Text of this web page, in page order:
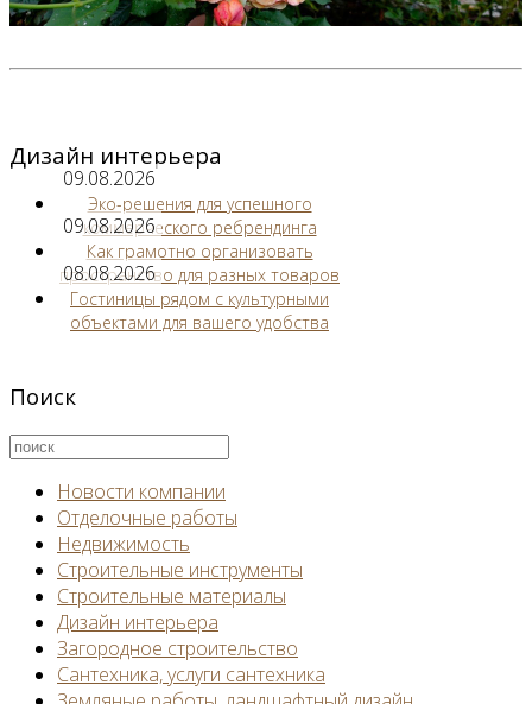
Дизайн интерьера
09.08.2026
Эко-решения для успешного
коммерческого ребрендинга
09.08.2026
Как грамотно организовать
пространство для разных товаров
08.08.2026
Гостиницы рядом с культурными
объектами для вашего удобства
Поиск
Новости компании
Отделочные работы
Недвижимость
Строительные инструменты
Строительные материалы
Дизайн интерьера
Загородное строительство
Сантехника, услуги сантехника